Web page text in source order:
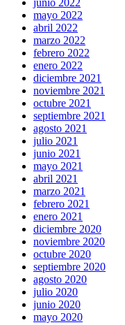
mayo 2022
abril 2022
marzo 2022
febrero 2022
enero 2022
diciembre 2021
noviembre 2021
octubre 2021
septiembre 2021
agosto 2021
julio 2021
junio 2021
mayo 2021
abril 2021
marzo 2021
febrero 2021
enero 2021
diciembre 2020
noviembre 2020
octubre 2020
septiembre 2020
agosto 2020
julio 2020
junio 2020
mayo 2020